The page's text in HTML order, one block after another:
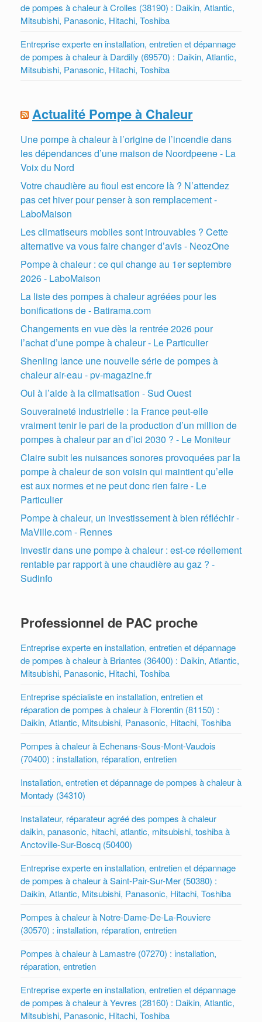
de pompes à chaleur à Crolles (38190) : Daikin, Atlantic,
Mitsubishi, Panasonic, Hitachi, Toshiba
Entreprise experte en installation, entretien et dépannage
de pompes à chaleur à Dardilly (69570) : Daikin, Atlantic,
Mitsubishi, Panasonic, Hitachi, Toshiba
Actualité Pompe à Chaleur
Une pompe à chaleur à l’origine de l’incendie dans
les dépendances d’une maison de Noordpeene - La
Voix du Nord
Votre chaudière au fioul est encore là ? N’attendez
pas cet hiver pour penser à son remplacement -
LaboMaison
Les climatiseurs mobiles sont introuvables ? Cette
alternative va vous faire changer d’avis - NeozOne
Pompe à chaleur : ce qui change au 1er septembre
2026 - LaboMaison
La liste des pompes à chaleur agréées pour les
bonifications de - Batirama.com
Changements en vue dès la rentrée 2026 pour
l’achat d’une pompe à chaleur - Le Particulier
Shenling lance une nouvelle série de pompes à
chaleur air-eau - pv-magazine.fr
Oui à l’aide à la climatisation - Sud Ouest
Souveraineté industrielle : la France peut-elle
vraiment tenir le pari de la production d’un million de
pompes à chaleur par an d’ici 2030 ? - Le Moniteur
Claire subit les nuisances sonores provoquées par la
pompe à chaleur de son voisin qui maintient qu’elle
est aux normes et ne peut donc rien faire - Le
Particulier
Pompe à chaleur, un investissement à bien réfléchir -
MaVille.com - Rennes
Investir dans une pompe à chaleur : est-ce réellement
rentable par rapport à une chaudière au gaz ? -
Sudinfo
Professionnel de PAC proche
Entreprise experte en installation, entretien et dépannage
de pompes à chaleur à Briantes (36400) : Daikin, Atlantic,
Mitsubishi, Panasonic, Hitachi, Toshiba
Entreprise spécialiste en installation, entretien et
réparation de pompes à chaleur à Florentin (81150) :
Daikin, Atlantic, Mitsubishi, Panasonic, Hitachi, Toshiba
Pompes à chaleur à Echenans-Sous-Mont-Vaudois
(70400) : installation, réparation, entretien
Installation, entretien et dépannage de pompes à chaleur à
Montady (34310)
Installateur, réparateur agréé des pompes à chaleur
daikin, panasonic, hitachi, atlantic, mitsubishi, toshiba à
Anctoville-Sur-Boscq (50400)
Entreprise experte en installation, entretien et dépannage
de pompes à chaleur à Saint-Pair-Sur-Mer (50380) :
Daikin, Atlantic, Mitsubishi, Panasonic, Hitachi, Toshiba
Pompes à chaleur à Notre-Dame-De-La-Rouviere
(30570) : installation, réparation, entretien
Pompes à chaleur à Lamastre (07270) : installation,
réparation, entretien
Entreprise experte en installation, entretien et dépannage
de pompes à chaleur à Yevres (28160) : Daikin, Atlantic,
Mitsubishi, Panasonic, Hitachi, Toshiba